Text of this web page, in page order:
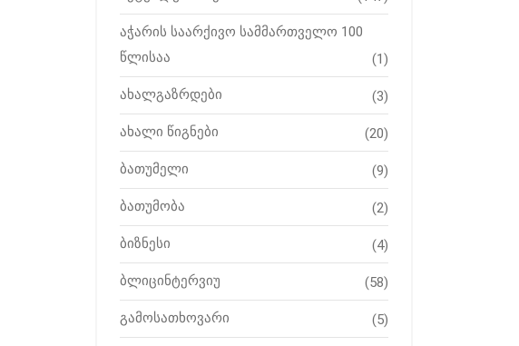
აჭარის საარქივო სამმართველო 100
წლისაა
(1)
ახალგაზრდები (3)
ახალი წიგნები (20)
ბათუმელი (9)
ბათუმობა (2)
ბიზნესი (4)
ბლიცინტერვიუ (58)
გამოსათხოვარი (5)